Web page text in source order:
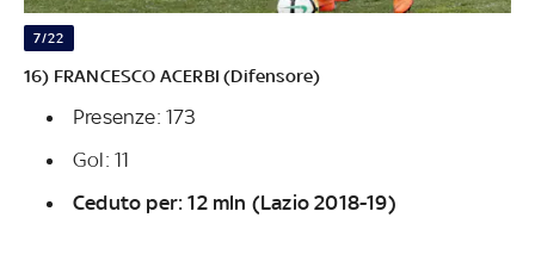
7/22
16) FRANCESCO ACERBI (Difensore)
Presenze: 173
Gol: 11
Ceduto per: 12 mln (Lazio 2018-19)